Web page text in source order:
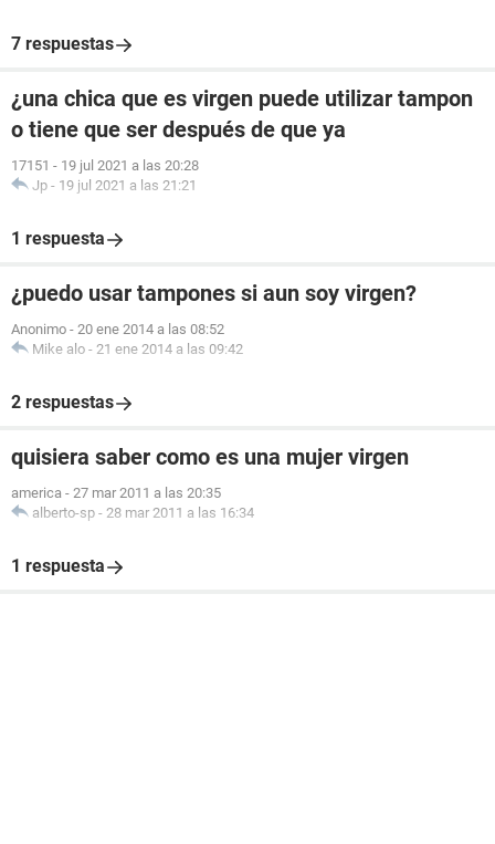
7 respuestas
¿una chica que es virgen puede utilizar tampon
o tiene que ser después de que ya
17151 - 19 jul 2021 a las 20:28
Jp - 19 jul 2021 a las 21:21
1 respuesta
¿puedo usar tampones si aun soy virgen?
Anonimo - 20 ene 2014 a las 08:52
Mike alo - 21 ene 2014 a las 09:42
2 respuestas
quisiera saber como es una mujer virgen
america - 27 mar 2011 a las 20:35
alberto-sp - 28 mar 2011 a las 16:34
1 respuesta